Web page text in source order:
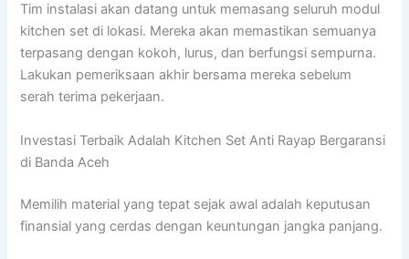
Tim instalasi akan datang untuk memasang seluruh modul
kitchen set di lokasi. Mereka akan memastikan semuanya
terpasang dengan kokoh, lurus, dan berfungsi sempurna.
Lakukan pemeriksaan akhir bersama mereka sebelum
serah terima pekerjaan.
Investasi Terbaik Adalah Kitchen Set Anti Rayap Bergaransi
di Banda Aceh
Memilih material yang tepat sejak awal adalah keputusan
finansial yang cerdas dengan keuntungan jangka panjang.